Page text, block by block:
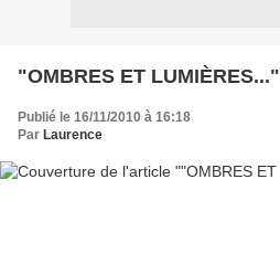
"OMBRES ET LUMIÈRES..."
Publié le 16/11/2010 à 16:18
Par Laurence